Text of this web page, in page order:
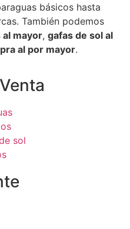
básicos hasta
También podemos
al mayor, gafas de sol al
al por mayor.
sol